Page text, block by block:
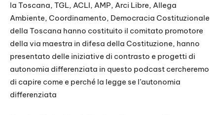
la Toscana, TGL, ACLI, AMP, Arci Libre, Allega
Ambiente, Coordinamento, Democracia Costituzionale
della Toscana hanno costituito il comitato promotore
della via maestra in difesa della Costituzione, hanno
presentato delle iniziative di contrasto e progetti di
autonomia differenziata in questo podcast cercheremo
di capire come e perché la legge se l’autonomia
differenziata